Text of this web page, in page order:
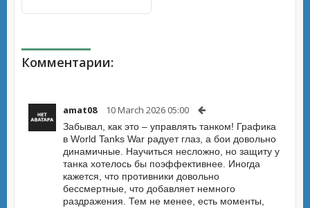
Комментарии:
amat08 10 March 2026 05:00
Забывал, как это – управлять танком! Графика
в World Tanks War радует глаз, а бои довольно
динамичные. Научиться несложно, но защиту у
танка хотелось бы поэффективнее. Иногда
кажется, что противники довольно
бессмертные, что добавляет немного
раздражения. Тем не менее, есть моменты,